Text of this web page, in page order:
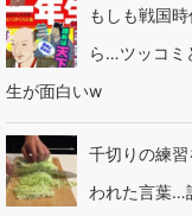
もしも戦国
ら…ツッコミ
生が面白いw
千切りの練
われた言葉…